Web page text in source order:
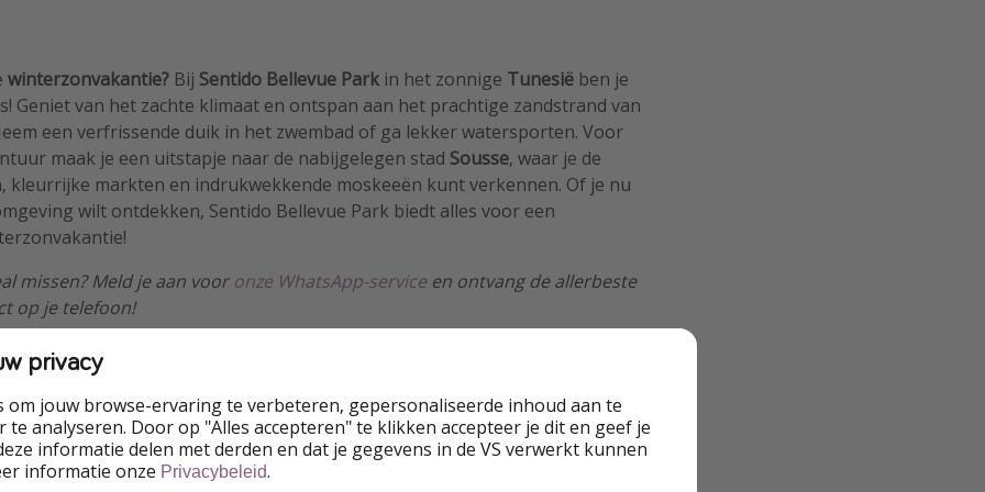
winterzonvakantie? Bij Sentido Bellevue Park in het zonnige Tunesië ben je
Geniet van het zachte klimaat en ontspan aan het prachtige zandstrand van
een verfrissende duik in het zwembad of ga lekker watersporten. Voor
maak je een uitstapje naar de nabijgelegen stad Sousse, waar je de
kleurrijke markten en indrukwekkende moskeeën kunt verkennen. Of je nu
wilt ontdekken, Sentido Bellevue Park biedt alles voor een
missen? Meld je aan voor onze WhatsApp-serviceen ontvang de allerbeste
op je telefoon!
privacy
om jouw browse-ervaring te verbeteren, gepersonaliseerde inhoud aan te
te analyseren. Door op "Alles accepteren" te klikken accepteer je dit en geef je
informatie delen met derden en dat je gegevens in de VS verwerkt kunnen
informatie onze Privacybeleid.